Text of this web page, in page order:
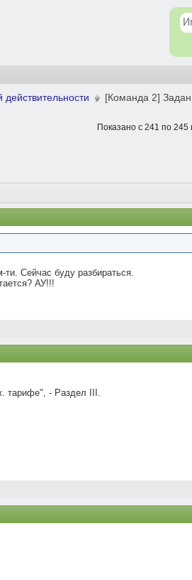
[Команда 2]
Показано с 241 по 245
Сейчас буду разбираться.
АУ!!!
тарифе", - Раздел III.